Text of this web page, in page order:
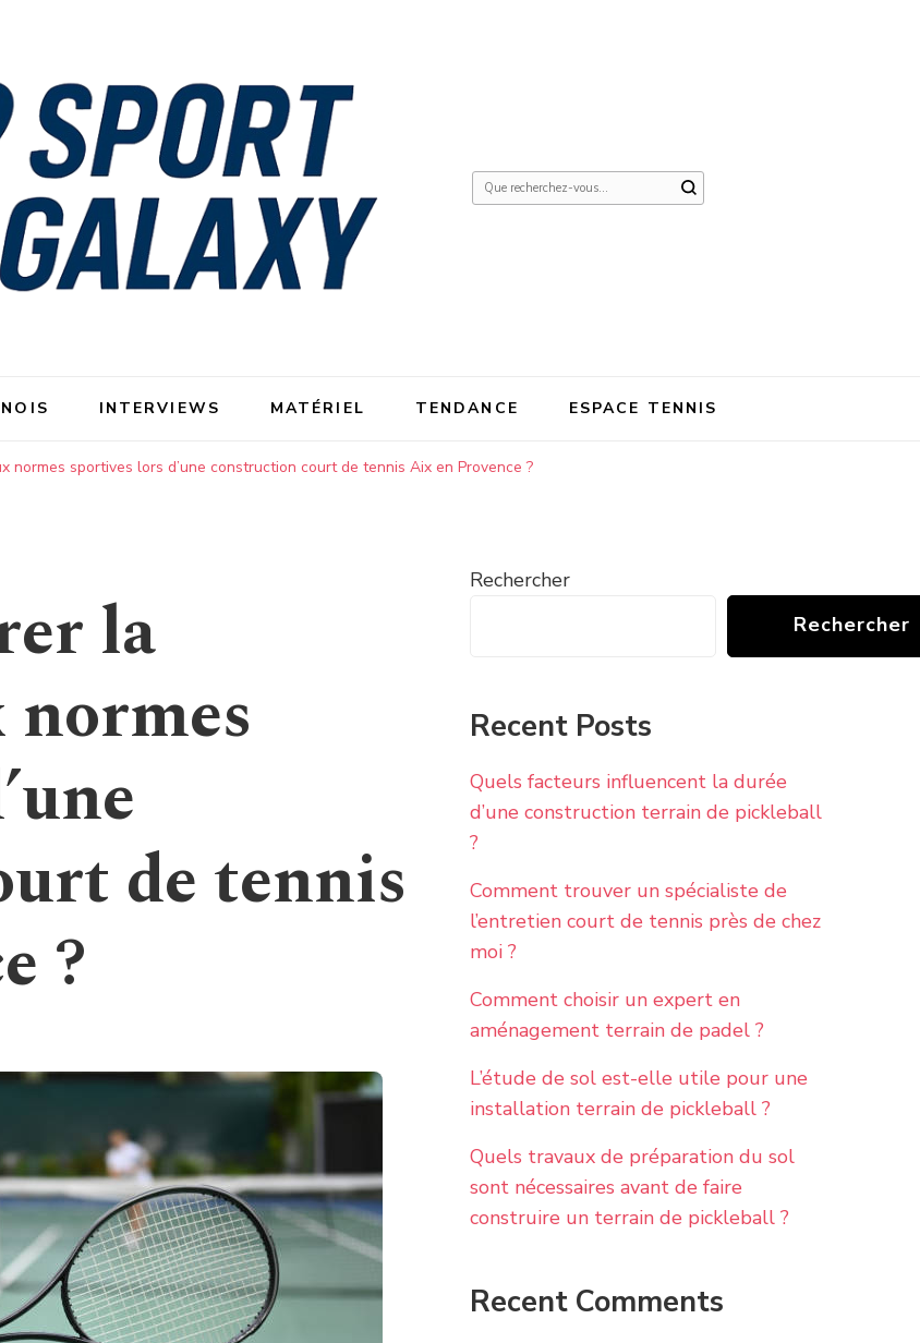
Vous
INTERVIEWS MATÉRIEL TENDANCE ESPACE TENNIS
normes sportives lors d’une construction court de tennis Aix en Provence ?
la
de tennis
?
Rechercher
Rechercher
Recent Posts
Quels facteurs influencent la durée
d’une construction terrain de pickleball
?
Comment trouver un spécialiste de
l’entretien court de tennis près de chez
moi ?
Comment choisir un expert en
aménagement terrain de padel ?
L’étude de sol est-elle utile pour une
installation terrain de pickleball ?
Quels travaux de préparation du sol
sont nécessaires avant de faire
construire un terrain de pickleball ?
Recent Comments